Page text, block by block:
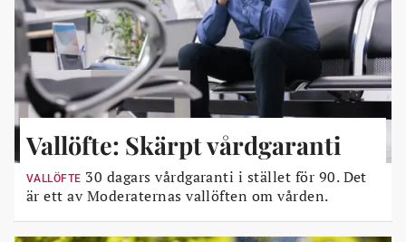
Vallöfte: Skärpt vårdgaranti
VALLÖFTE 30 dagars vårdgaranti i stället för 90. Det
är ett av Moderaternas vallöften om vården.